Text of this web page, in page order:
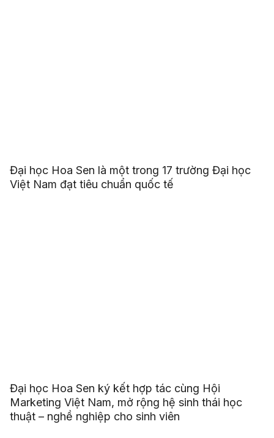
Đại học Hoa Sen là một trong 17 trường Đại học
Việt Nam đạt tiêu chuẩn quốc tế
Đại học Hoa Sen ký kết hợp tác cùng Hội
Marketing Việt Nam, mở rộng hệ sinh thái học
thuật – nghề nghiệp cho sinh viên